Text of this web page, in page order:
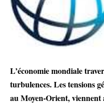
L’économie mondiale
turbulences. Les tensions
au Moyen-Orient, viennent